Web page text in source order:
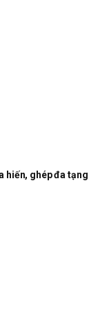
hiến, ghép đa tạng